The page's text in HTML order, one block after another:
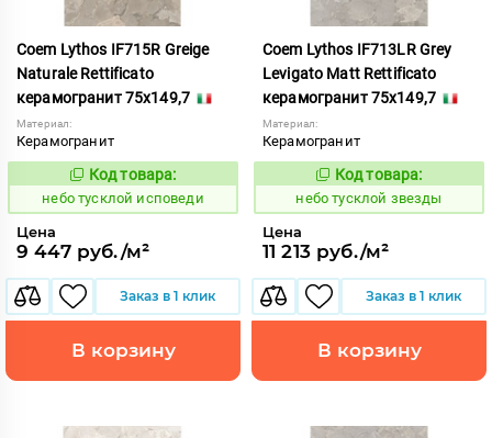
Coem Lythos IF715R Greige
Naturale Rettificato
керамогранит 75x149,7
Материал:
Керамогранит
1122660
Код товара:
небо тусклой исповеди
Цена
9 447 руб./м²
Заказ в 1 клик
В корзину
Coem Lythos IF713LR Grey
Levigato Matt Rettificato
керамогранит 75x149,7
Материал:
Керамогранит
1122654
Код товара:
небо тусклой звезды
Цена
11 213 руб./м²
Заказ в 1 клик
В корзину